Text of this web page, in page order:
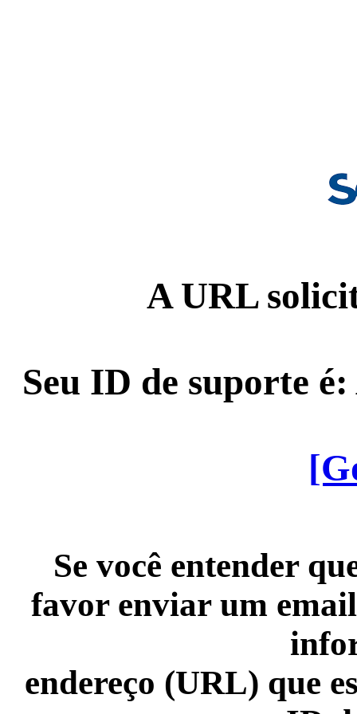
A URL
Seu ID de suporte
Se você entender
favor enviar um
endereço (URL) que